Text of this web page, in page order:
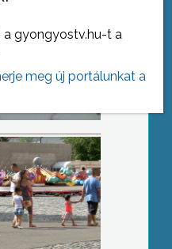
gyongyostv.hu-t a
meg új portálunkat a